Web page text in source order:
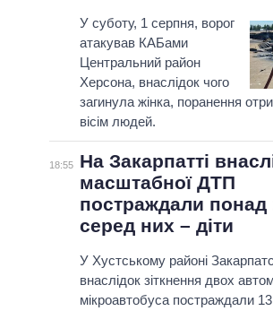
У суботу, 1 серпня, ворог
атакував КАБами
Центральний район
Херсона, внаслідок чого
загинула жінка, поранення
вісім людей.
18:55
На Закарпатті
масштабної ДТП
постраждали понад
серед них – діти
У Хустському районі
внаслідок зіткнення двох
мікроавтобуса постраждали